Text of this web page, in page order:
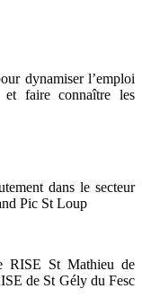
dynamiser l’emploi
et faire connaître les
dans le secteur
Pic St Loup
RISE St Mathieu de
de St Gély du Fesc